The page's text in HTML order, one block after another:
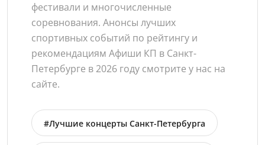
фестивали и многочисленные
соревнования. Анонсы лучших
спортивных событий по рейтингу и
рекомендациям Афиши КП в Санкт-
Петербурге в 2026 году смотрите у нас на
сайте.
#Лучшие концерты Санкт-Петербурга